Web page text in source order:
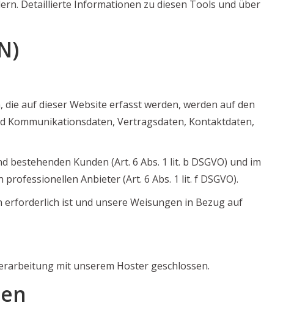
Detaillierte Informationen zu diesen Tools und über
auf dieser Website erfasst werden, werden auf den
Kommunikationsdaten, Vertragsdaten, Kontaktdaten,
Kunden (Art. 6 Abs. 1 lit. b DSGVO) und im
Anbieter (Art. 6 Abs. 1 lit. f DSGVO).
ist und unsere Weisungen in Bezug auf
mit unserem Hoster geschlossen.